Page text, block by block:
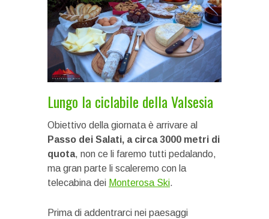
Lungo la ciclabile della Valsesia
Obiettivo della giornata è arrivare al
Passo dei Salati, a circa 3000 metri di
quota, non ce li faremo tutti pedalando,
ma gran parte li scaleremo con la
telecabina dei Monterosa Ski.
Prima di addentrarci nei paesaggi